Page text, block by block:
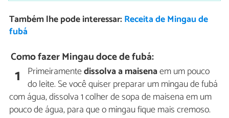
Também lhe pode interessar: Receita de Mingau de
fubá
Como fazer Mingau doce de fubá:
1 Primeiramentedissolva a maisenaem um pouco
do leite. Se você quiser preparar um mingau de fubá
com água, dissolva 1 colher de sopa de maisena em um
pouco de água, para que o mingau fique mais cremoso.